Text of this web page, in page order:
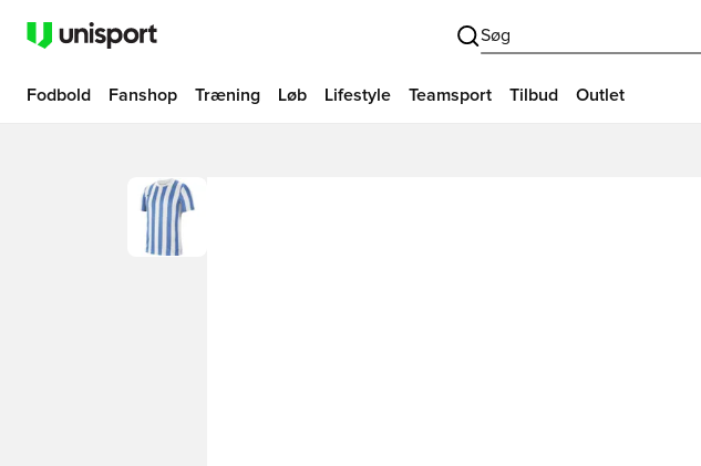
Søg
Fodbold Fanshop Træning Løb Lifestyle Teamsport Tilbud Outlet